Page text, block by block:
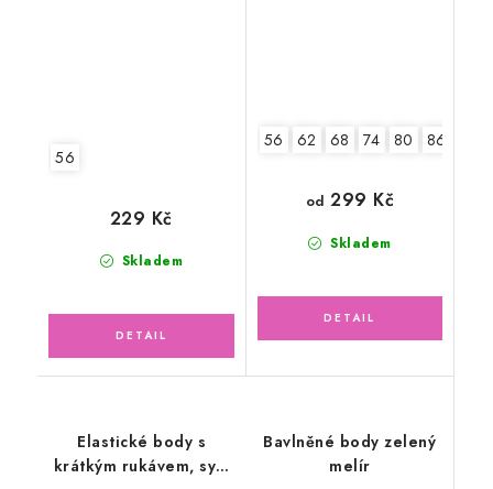
56
Skladem
229 Kč
56 62 68 74 80 86
Skladem
od 299 Kč
Elastické body s
krátkým rukávem, sytý
Bavlněné body zelený
melír